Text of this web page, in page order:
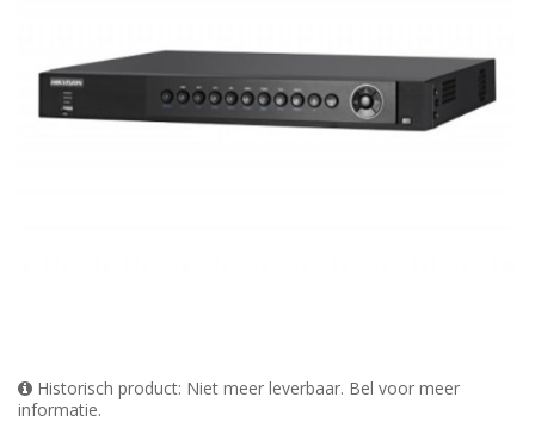
Historisch product: Niet meer leverbaar. Bel voor meer
informatie.